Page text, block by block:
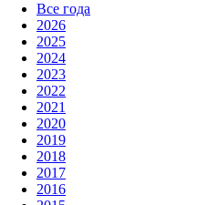
Все года
2026
2025
2024
2023
2022
2021
2020
2019
2018
2017
2016